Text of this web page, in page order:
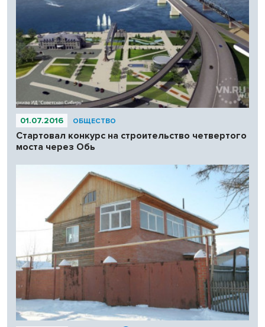
01.07.2016 ОБЩЕСТВО
Стартовал конкурс на строительство четвертого
моста через Обь